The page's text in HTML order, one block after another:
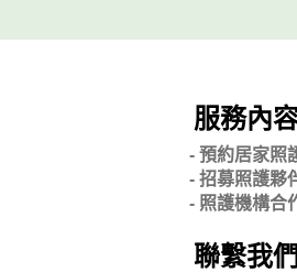
服務內
- 預約居家照
- 招募照護夥
- 照護機構合
聯繫我們